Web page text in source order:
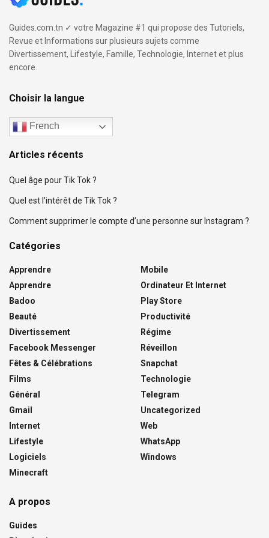
Guides.com.tn ✓ votre Magazine #1 qui propose des Tutoriels,
Revue et Informations sur plusieurs sujets comme
Divertissement, Lifestyle, Famille, Technologie, Internet et plus
encore.
Choisir la langue
French
Articles récents
Quel âge pour Tik Tok ?
Quel est l’intérêt de Tik Tok ?
Comment supprimer le compte d’une personne sur Instagram ?
Catégories
Apprendre
Apprendre
Badoo
Beauté
Divertissement
Facebook Messenger
Fêtes & Célébrations
Films
Général
Gmail
Internet
Lifestyle
Logiciels
Minecraft
Mobile
Ordinateur Et Internet
Play Store
Productivité
Régime
Réveillon
Snapchat
Technologie
Telegram
Uncategorized
Web
WhatsApp
Windows
A propos
Guides